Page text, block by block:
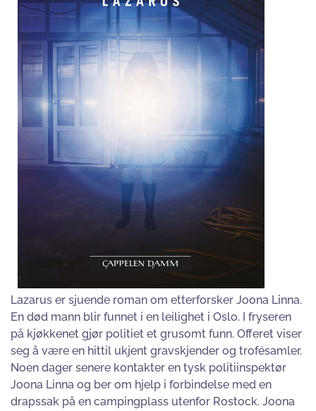
Lazarus er sjuende roman om etterforsker Joona Linna.
En død mann blir funnet i en leilighet i Oslo. I fryseren
på kjøkkenet gjør politiet et grusomt funn. Offeret viser
seg å være en hittil ukjent gravskjender og trofésamler.
Noen dager senere kontakter en tysk politiinspektør
Joona Linna og ber om hjelp i forbindelse med en
drapssak på en campingplass utenfor Rostock. Joona